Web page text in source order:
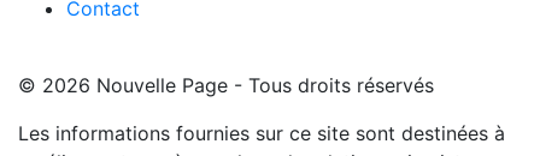
Contact
© 2026 Nouvelle Page - Tous droits réservés
Les informations fournies sur ce site sont destinées à